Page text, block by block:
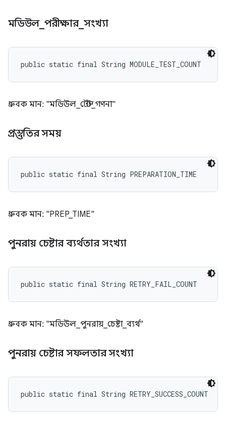
মডিউল_ পরীক্ষার_ সংখ্যা
public static final String MODULE_TEST_COUNT
ধ্রুবক মান: "মডিউল_টেস্ট_গণনা"
প্রস্তুতির সময়
public static final String PREPARATION_TIME
ধ্রুবক মান: "PREP_TIME"
পুনরায় চেষ্টার ব্যর্থতার সংখ্যা
public static final String RETRY_FAIL_COUNT
ধ্রুবক মান: "মডিউল_পুনরায়_চেষ্টা_ব্যর্থ"
পুনরায় চেষ্টার সফলতার সংখ্যা
public static final String RETRY_SUCCESS_COUNT